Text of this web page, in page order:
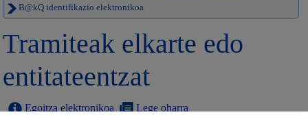
B@kQ identifikazio elektronikoa
Tramiteak elkarte edo
entitateentzat
Egoitza elektronikoa Lege oharra